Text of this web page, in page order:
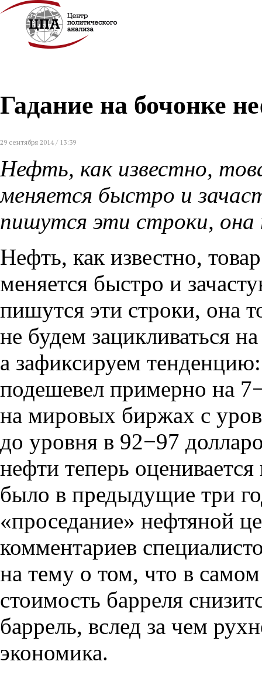
Гадание на бочонке
29 сентября 2014 / 13:39
Нефть, как известно,
меняется быстро и
пишутся эти строки,
Нефть, как известно,
меняется быстро и
пишутся эти строки, она
не будем зацикливаться
а зафиксируем
подешевел примерно на
на мировых биржах с
до уровня в 92−97
нефти теперь
было в предыдущие три
«проседание» нефтяной
комментариев
на тему о том, что в
стоимость барреля
баррель, вслед за чем
экономика.